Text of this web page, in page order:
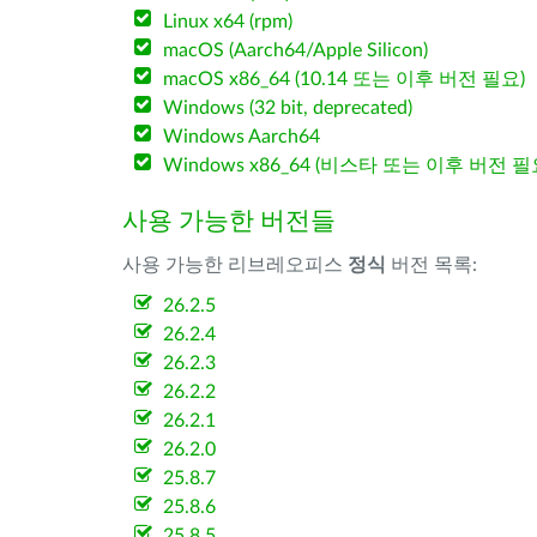
Linux x64 (rpm)
macOS (Aarch64/Apple Silicon)
macOS x86_64 (10.14 또는 이후 버전 필요)
Windows (32 bit, deprecated)
Windows Aarch64
Windows x86_64 (비스타 또는 이후 버전 필
사용 가능한 버전들
사용 가능한 리브레오피스 정식 버전 목록:
26.2.5
26.2.4
26.2.3
26.2.2
26.2.1
26.2.0
25.8.7
25.8.6